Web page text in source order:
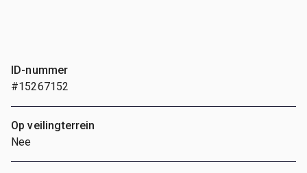
ID-nummer
#15267152
Op veilingterrein
Nee